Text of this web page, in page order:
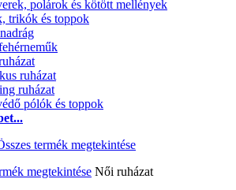
polárok és kötött mellények
trikók és toppok
ruházat
ruházat
pólók és toppok
megtekintése Női ruházat